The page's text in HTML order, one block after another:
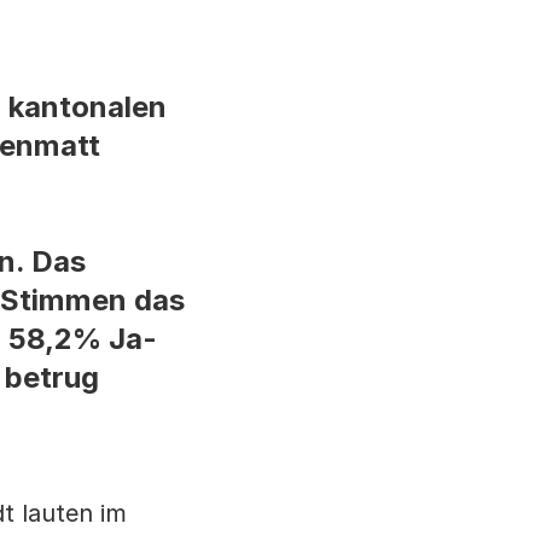
Das
das
58,2% Ja-
lauten im